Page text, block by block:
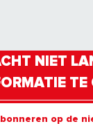
NIET
op de